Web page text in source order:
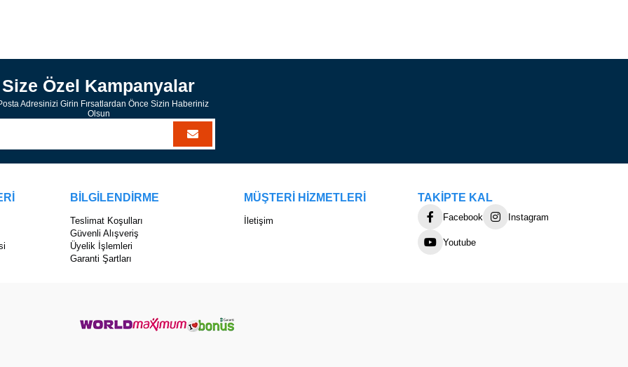
Size Özel Kampanyalar
Adresinizi Girin Fırsatlardan Önce Sizin Haberiniz
Olsun
BİLGİLENDİRME
Teslimat Koşulları
Güvenli Alışveriş
Üyelik İşlemleri
Garanti Şartları
MÜŞTERİ HİZMETLERİ
İletişim
TAKİPTE KAL
Facebook Instagram
Youtube